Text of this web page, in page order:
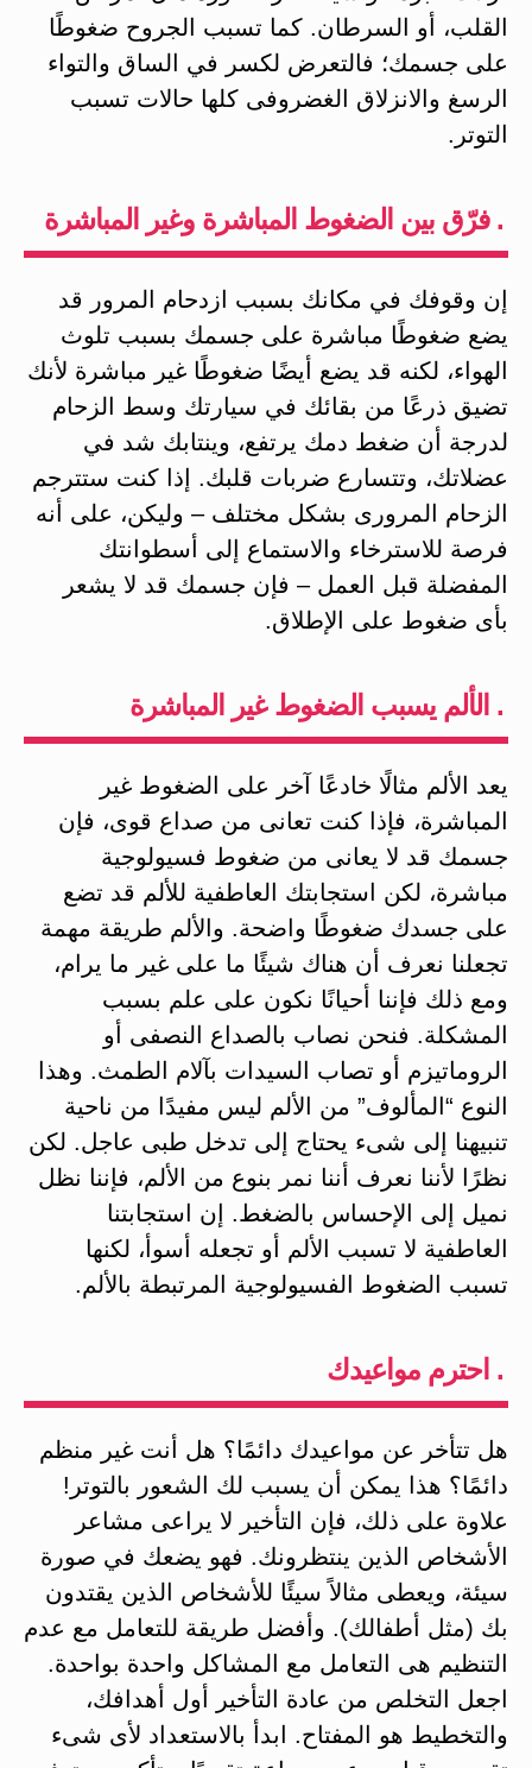
القلب، أو السرطان. كما تسبب الجروح ضغوطًا
على جسمك؛ فالتعرض لكسر في الساق والتواء
الرسغ والانزلاق الغضروفى كلها حالات تسبب
التوتر.
. فرّق بين الضغوط المباشرة وغير المباشرة
إن وقوفك في مكانك بسبب ازدحام المرور قد
يضع ضغوطًا مباشرة على جسمك بسبب تلوث
الهواء، لكنه قد يضع أيضًا ضغوطًا غير مباشرة لأنك
تضيق ذرعًا من بقائك في سيارتك وسط الزحام
لدرجة أن ضغط دمك يرتفع، وينتابك شد في
عضلاتك، وتتسارع ضربات قلبك. إذا كنت ستترجم
الزحام المرورى بشكل مختلف – وليكن، على أنه
فرصة للاسترخاء والاستماع إلى أسطوانتك
المفضلة قبل العمل – فإن جسمك قد لا يشعر
بأى ضغوط على الإطلاق.
. الألم يسبب الضغوط غير المباشرة
يعد الألم مثالًا خادعًا آخر على الضغوط غير
المباشرة، فإذا كنت تعانى من صداع قوى، فإن
جسمك قد لا يعانى من ضغوط فسيولوجية
مباشرة، لكن استجابتك العاطفية للألم قد تضع
على جسدك ضغوطًا واضحة. والألم طريقة مهمة
تجعلنا نعرف أن هناك شيئًا ما على غير ما يرام،
ومع ذلك فإننا أحيانًا نكون على علم بسبب
المشكلة. فنحن نصاب بالصداع النصفى أو
الروماتيزم أو تصاب السيدات بآلام الطمث. وهذا
النوع “المألوف” من الألم ليس مفيدًا من ناحية
تنبيهنا إلى شىء يحتاج إلى تدخل طبى عاجل. لكن
نظرًا لأننا نعرف أننا نمر بنوع من الألم، فإننا نظل
نميل إلى الإحساس بالضغط. إن استجابتنا
العاطفية لا تسبب الألم أو تجعله أسوأ، لكنها
تسبب الضغوط الفسيولوجية المرتبطة بالألم.
. احترم مواعيدك
هل تتأخر عن مواعيدك دائمًا؟ هل أنت غير منظم
دائمًا؟ هذا يمكن أن يسبب لك الشعور بالتوتر!
علاوة على ذلك، فإن التأخير لا يراعى مشاعر
الأشخاص الذين ينتظرونك. فهو يضعك في صورة
سيئة، ويعطى مثالاً سيئًا للأشخاص الذين يقتدون
بك (مثل أطفالك). وأفضل طريقة للتعامل مع عدم
التنظيم هى التعامل مع المشاكل واحدة بواحدة.
اجعل التخلص من عادة التأخير أول أهدافك،
والتخطيط هو المفتاح. ابدأ بالاستعداد لأى شىء